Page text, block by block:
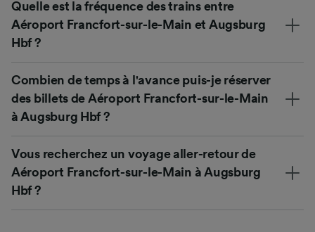
Quelle est la fréquence des trains entre
Aéroport Francfort-sur-le-Main et Augsburg
Hbf ?
Combien de temps à l'avance puis-je réserver
des billets de Aéroport Francfort-sur-le-Main
à Augsburg Hbf ?
Vous recherchez un voyage aller-retour de
Aéroport Francfort-sur-le-Main à Augsburg
Hbf ?